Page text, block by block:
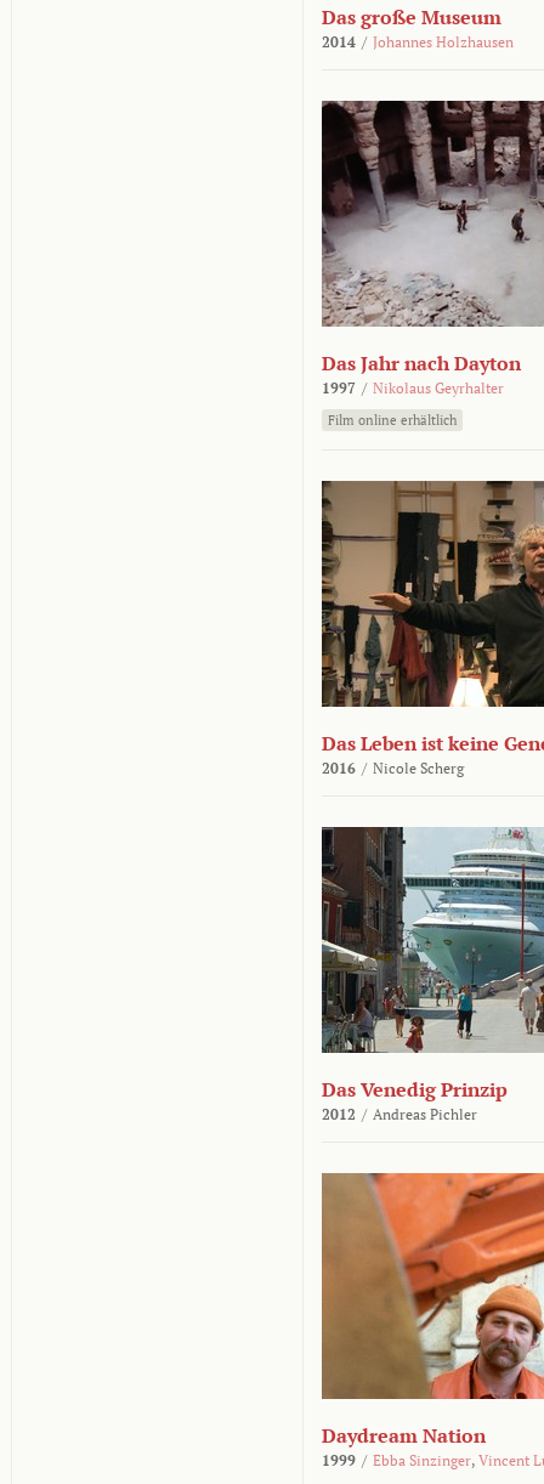
Das große Museum
2014 / Johannes Holzhausen
Das Jahr nach Dayton
1997 / Nikolaus Geyrhalter
Film online erhältlich
Das Leben ist keine
2016 / Nicole Scherg
Das Venedig Prinzip
2012 / Andreas Pichler
Daydream Nation
1999 / Ebba Sinzinger, Vincent